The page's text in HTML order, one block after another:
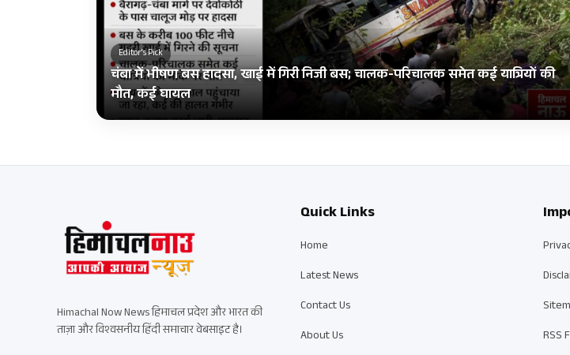
Editor's Pick
चंबा में भीषण बस हादसा, खाई में गिरी निजी बस; चालक-परिचालक समेत कई यात्रियों की
मौत, कई घायल
Himachal Now News हिमाचल प्रदेश और भारत की
ताज़ा और विश्वसनीय हिंदी समाचार वेबसाइट है।
Quick Links
Home
Latest News
Contact Us
About Us
RSS